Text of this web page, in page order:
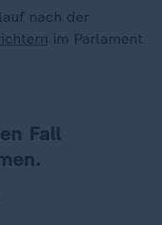
nach der
im Parlament
Fall